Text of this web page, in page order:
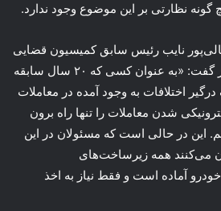
گونه نظارتی بر این موضوع وجود ندارد.
نایب رئیس سابق کمیسیون قضایی
مجلس شورای اسلامی نیز گفت: «به عنوان کسی که ۲۰ سال سابقه
اختلافات به وجود آمده در معاملات
شدن معاملات را تنها راه برون
این در حالی است که مسئولان در این
می‌کنند همه زیرساخت‌های
آماده است و فقط نیاز به اخذ